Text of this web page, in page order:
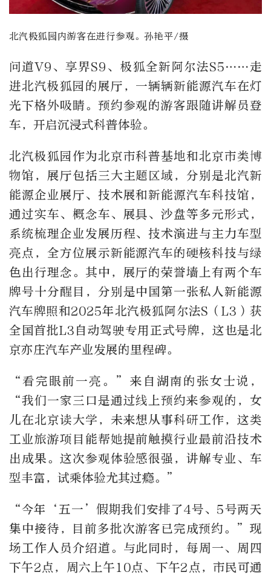
北汽极狐园内游客在进行参观。孙艳平/摄
问道V9、享界S9、极狐全新阿尔法S5……走
进北汽极狐园的展厅，一辆辆新能源汽车在灯
光下格外吸睛。预约参观的游客跟随讲解员登
车，开启沉浸式科普体验。
北汽极狐园作为北京市科普基地和北京市类博
物馆，展厅包括三大主题区域，分别是北汽新
能源企业展厅、技术展和新能源汽车科技馆，
通过实车、概念车、展具、沙盘等多元形式，
系统梳理企业发展历程、技术演进与主力车型
亮点，全方位展示新能源汽车的硬核科技与绿
色出行理念。其中，展厅的荣誉墙上有两个车
牌号十分醒目，分别是中国第一张私人新能源
汽车牌照和2025年北汽极狐阿尔法S（L3）获
全国首批L3自动驾驶专用正式号牌，这也是北
京亦庄汽车产业发展的里程碑。
“看完眼前一亮。”来自湖南的张女士说，
“我们一家三口是通过线上预约来参观的，女
儿在北京读大学，未来想从事科研工作，这类
工业旅游项目能帮她提前触摸行业最前沿技术
出成果。这次参观体验感很强，讲解专业、车
型丰富，试乘体验尤其过瘾。”
“今年‘五一’假期我们安排了4号、5号两天
集中接待，目前多批次游客已完成预约。”现
场工作人员介绍道。与此同时，每周一、周四
下午2点，周六上午10点、下午2点，市民可通